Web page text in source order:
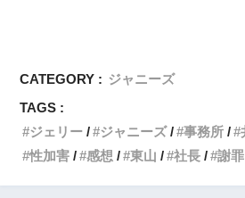
CATEGORY : ジャニーズ
TAGS :
ジェリー
ジャニーズ 事務所
性加害
感想 東山 社長 謝罪